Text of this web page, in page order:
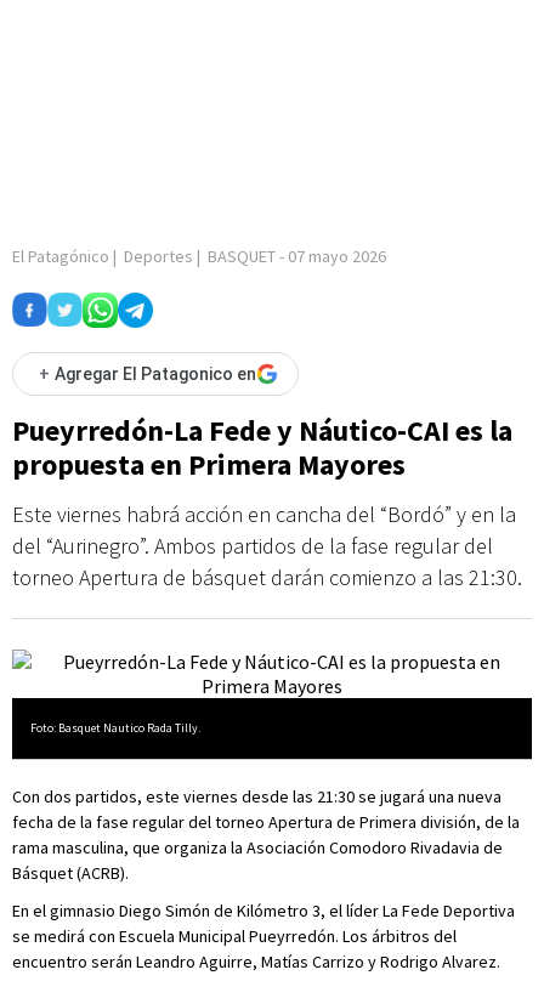
El Patagónico | Deportes | BASQUET- 07 mayo 2026
+ Agregar El Patagonico en
Pueyrredón-La Fede y Náutico-CAI es la
propuesta en Primera Mayores
Este viernes habrá acción en cancha del “Bordó” y en la
del “Aurinegro”. Ambos partidos de la fase regular del
torneo Apertura de básquet darán comienzo a las 21:30.
Foto: Basquet Nautico Rada Tilly.
Con dos partidos, este viernes desde las 21:30 se jugará una nueva
fecha de la fase regular del torneo Apertura de Primera división, de la
rama masculina, que organiza la Asociación Comodoro Rivadavia de
Básquet (ACRB).
En el gimnasio Diego Simón de Kilómetro 3, el líder La Fede Deportiva
se medirá con Escuela Municipal Pueyrredón. Los árbitros del
encuentro serán Leandro Aguirre, Matías Carrizo y Rodrigo Alvarez.